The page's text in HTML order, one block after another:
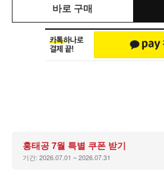
바로 구매
홍태공 7월 특별 쿠폰 받기
기간: 2026.07.01 ~ 2026.07.31